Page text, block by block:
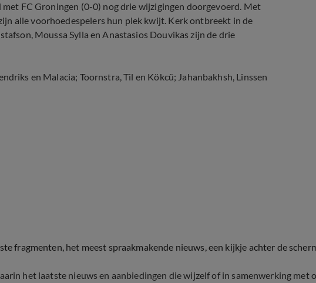
FC Groningen (0-0) nog drie wijzigingen doorgevoerd. Met
alle voorhoedespelers hun plek kwijt. Kerk ontbreekt in de
Moussa Sylla en Anastasios Douvikas zijn de drie
en Malacia; Toornstra, Til en Kökcü; Jahanbakhsh, Linssen
fragmenten, het meest spraakmakende nieuws, een kijkje achter de
het laatste nieuws en aanbiedingen die wijzelf of in samenwerking